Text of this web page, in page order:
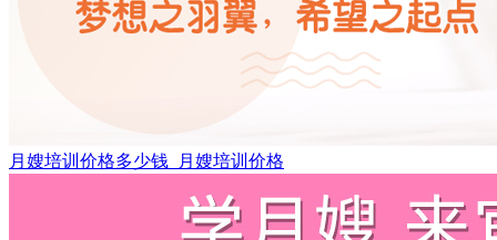
月嫂培训价格多少钱_月嫂培训价格